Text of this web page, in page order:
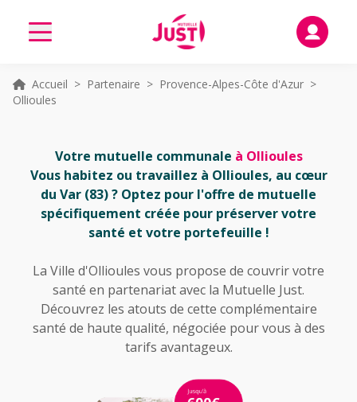
Accueil > Partenaire > Provence-Alpes-Côte d'Azur>
Ollioules
Votre mutuelle communale à Ollioules
Vous habitez ou travaillez à Ollioules, au cœur
du Var (83) ? Optez pour l'offre de mutuelle
spécifiquement créée pour préserver votre
santé et votre portefeuille !
La Ville d'Ollioules vous propose de couvrir votre
santé en partenariat avec la Mutuelle Just.
Découvrez les atouts de cette complémentaire
santé de haute qualité, négociée pour vous à des
tarifs avantageux.